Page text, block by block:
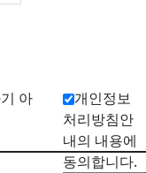
개인정보
처리방침안
내의 내용에
동의합니다.